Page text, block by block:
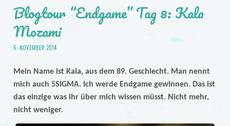
Blogtour “Endgame” Tag 8: Kala
Mozami
6. NOVEMBER 2014
Mein Name ist Kala, aus dem 89. Geschlecht. Man nennt
mich auch 5SIGMA. Ich werde Endgame gewinnen. Das ist
das einzige was ihr über mich wissen müsst. Nicht mehr,
nicht weniger.